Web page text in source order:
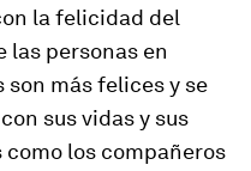
la felicidad del
las personas en
más felices y se
sus vidas y sus
los compañeros